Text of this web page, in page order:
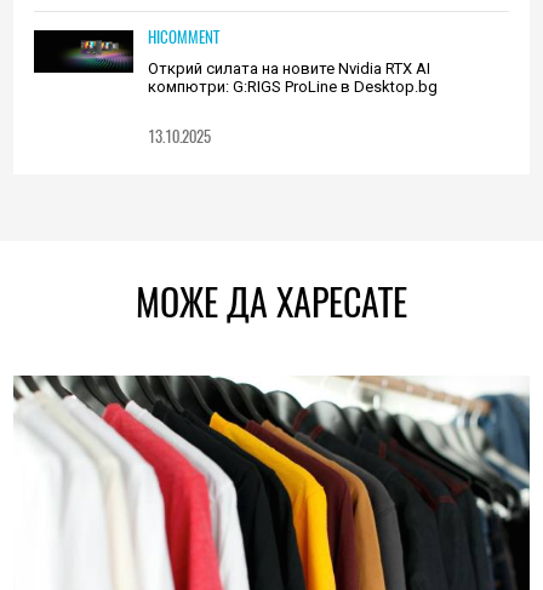
HICOMMENT
Открий силата на новите Nvidia RTX AI
компютри: G:RIGS ProLine в Desktop.bg
13.10.2025
МОЖЕ ДА ХАРЕСАТЕ